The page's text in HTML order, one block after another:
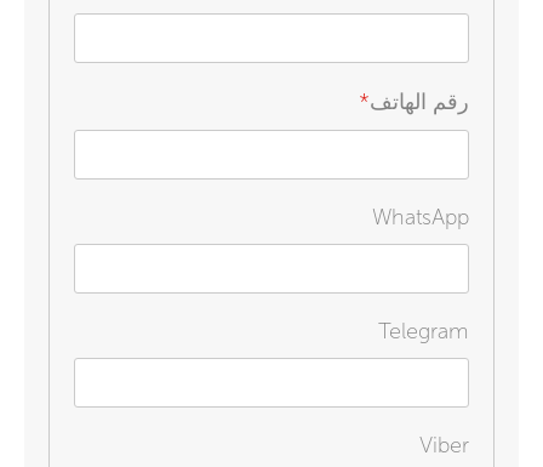
رقم الهاتف*
WhatsApp
Telegram
Viber